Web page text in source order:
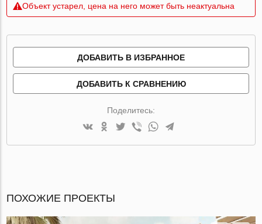
Объект устарел, цена на него может быть неактуальна
ДОБАВИТЬ В ИЗБРАННОЕ
ДОБАВИТЬ К СРАВНЕНИЮ
Поделитесь:
ПОХОЖИЕ ПРОЕКТЫ